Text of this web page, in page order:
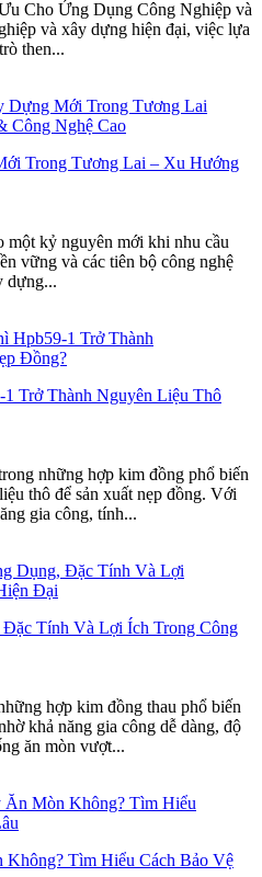
Cho Ứng Dụng Công Nghiệp và
và xây dựng hiện đại, việc lựa
then...
Trong Tương Lai – Xu Hướng
một kỷ nguyên mới khi nhu cầu
vững và các tiên bộ công nghệ
dựng...
Trở Thành Nguyên Liệu Thô
những hợp kim đồng phổ biến
thô để sản xuất nẹp đồng. Với
gia công, tính...
Tính Và Lợi Ích Trong Công
hợp kim đồng thau phổ biến
khả năng gia công dễ dàng, độ
ăn mòn vượt...
Tìm Hiểu Cách Bảo Vệ